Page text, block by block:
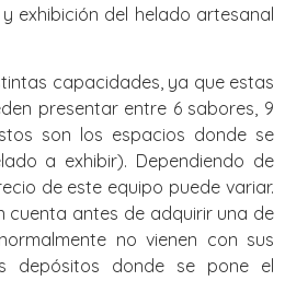
exhibición del helado artesanal
capacidades, ya que estas
presentar entre 6 sabores, 9
son los espacios donde se
a exhibir). Dependiendo de
de este equipo puede variar.
cuenta antes de adquirir una de
no vienen con sus
depósitos donde se pone el